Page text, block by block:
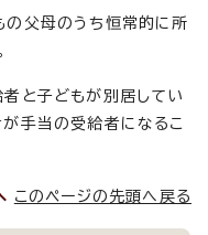
の父母のうち恒常的に所
と子どもが別居してい
手当の受給者になるこ
このページの先頭へ戻る